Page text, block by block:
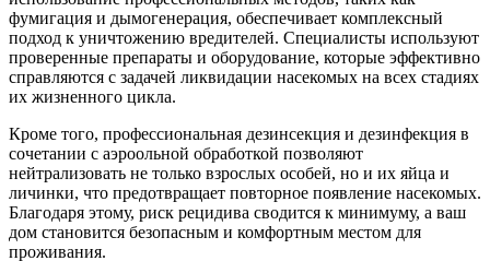
фумигация и дымогенерация, обеспечивает комплексный
подход к уничтожению вредителей. Специалисты используют
проверенные препараты и оборудование, которые эффективно
справляются с задачей ликвидации насекомых на всех стадиях
их жизненного цикла.
Кроме того, профессиональная дезинсекция и дезинфекция в
сочетании с аэроольной обработкой позволяют
нейтрализовать не только взрослых особей, но и их яйца и
личинки, что предотвращает повторное появление насекомых.
Благодаря этому, риск рецидива сводится к минимуму, а ваш
дом становится безопасным и комфортным местом для
проживания.